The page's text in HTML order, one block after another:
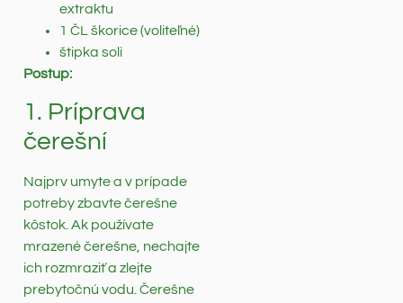
extraktu
1 ČL škorice (voliteľné)
štipka soli
Postup:
1. Príprava
čerešní
Najprv umyte a v prípade
potreby zbavte čerešne
kôstok. Ak používate
mrazené čerešne, nechajte
ich rozmraziť a zlejte
prebytočnú vodu. Čerešne